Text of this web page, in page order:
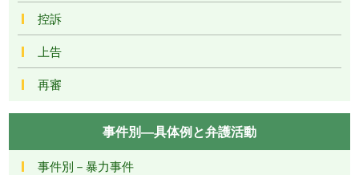
控訴
上告
再審
事件別―具体例と弁護活動
事件別－暴力事件